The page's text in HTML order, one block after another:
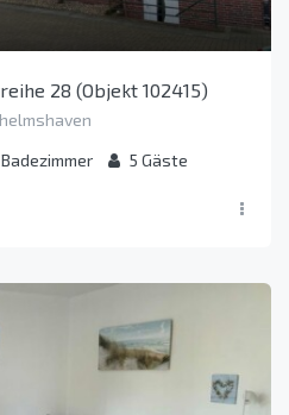
28 (Objekt 102415)
Badezimmer 5 Gäste